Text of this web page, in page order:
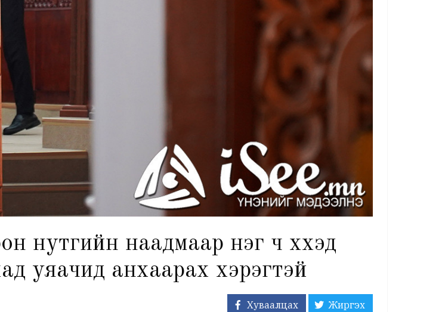
нутгийн наадмаар нэг ч хүүхэд
уяачид анхаарах хэрэгтэй
Хуваалцах Жиргэх